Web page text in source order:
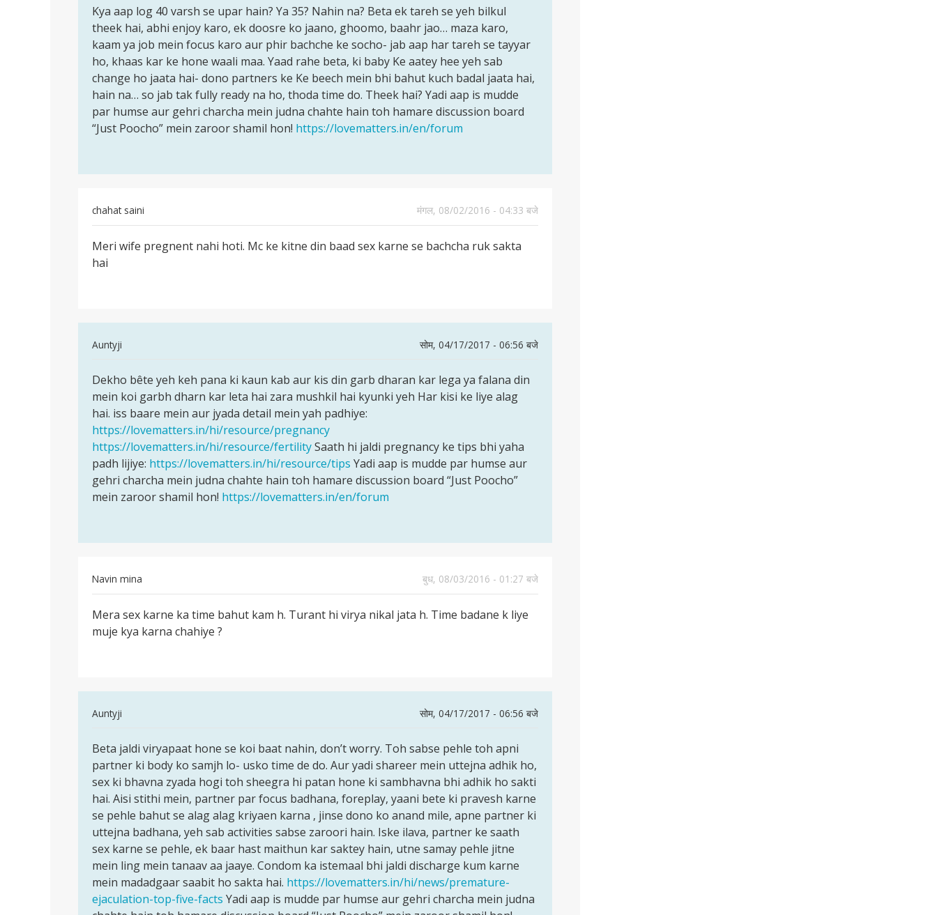
to
Kya
shadi
ke
do
shal
tuk
mai
rukshan
Kya
aap
log
40
varsh
se
upar
Kya aap log 40 varsh se upar hain? Ya 35? Nahin na? Beta ek tareh se yeh bilkul
theek hai, abhi enjoy karo, ek doosre ko jaano, ghoomo, baahr jao… maza karo,
kaam ya job mein focus karo aur phir bachche ke socho- jab aap har tareh se tayyar
ho, khaas kar ke hone waali maa. Yaad rahe beta, ki baby Ke aatey hee yeh sab
change ho jaata hai- dono partners ke Ke beech mein bhi bahut kuch badal jaata hai,
hain na… so jab tak fully ready na ho, thoda time do. Theek hai? Yadi aap is mudde
par humse aur gehri charcha mein judna chahte hain toh hamare discussion board
“Just Poocho” mein zaroor shamil hon! https://lovematters.in/en/forum
chahat saini
मंगल, 08/02/2016 - 04:33 बजे
Meri
wife
Meri wife pregnent nahi hoti. Mc ke kitne din baad sex karne se bachcha ruk sakta
hai
Auntyji
सोम, 04/17/2017 - 06:56 बजे
to
Meri
wife
pregnent
nahi
hoti.
by
chahat
Dekho
bête
yeh
keh
pana
ki
Dekho bête yeh keh pana ki kaun kab aur kis din garb dharan kar lega ya falana din
mein koi garbh dharn kar leta hai zara mushkil hai kyunki yeh Har kisi ke liye alag
hai. iss baare mein aur jyada detail mein yah padhiye:
https://lovematters.in/hi/resource/pregnancy
https://lovematters.in/hi/resource/fertilitySaath hi jaldi pregnancy ke tips bhi yaha
padh lijiye: https://lovematters.in/hi/resource/tips Yadi aap is mudde par humse aur
gehri charcha mein judna chahte hain toh hamare discussion board “Just Poocho”
mein zaroor shamil hon! https://lovematters.in/en/forum
Navin mina
बुध, 08/03/2016 - 01:27 बजे
Mera
sex
Mera sex karne ka time bahut kam h. Turant hi virya nikal jata h. Time badane k liye
muje kya karna chahiye ?
Auntyji
सोम, 04/17/2017 - 06:56 बजे
to
Mera
sex
karne
ka
time
bahut
by
Navin
mina
Beta
jaldi
viryapaat
hone
se
Beta jaldi viryapaat hone se koi baat nahin, don’t worry. Toh sabse pehle toh apni
partner ki body ko samjh lo- usko time de do. Aur yadi shareer mein uttejna adhik ho,
sex ki bhavna zyada hogi toh sheegra hi patan hone ki sambhavna bhi adhik ho sakti
hai. Aisi stithi mein, partner par focus badhana, foreplay, yaani bete ki pravesh karne
se pehle bahut se alag alag kriyaen karna , jinse dono ko anand mile, apne partner ki
uttejna badhana, yeh sab activities sabse zaroori hain. Iske ilava, partner ke saath
sex karne se pehle, ek baar hast maithun kar saktey hain, utne samay pehle jitne
mein ling mein tanaav aa jaaye. Condom ka istemaal bhi jaldi discharge kum karne
mein madadgaar saabit ho sakta hai. https://lovematters.in/hi/news/premature-
ejaculation-top-five-facts Yadi aap is mudde par humse aur gehri charcha mein judna